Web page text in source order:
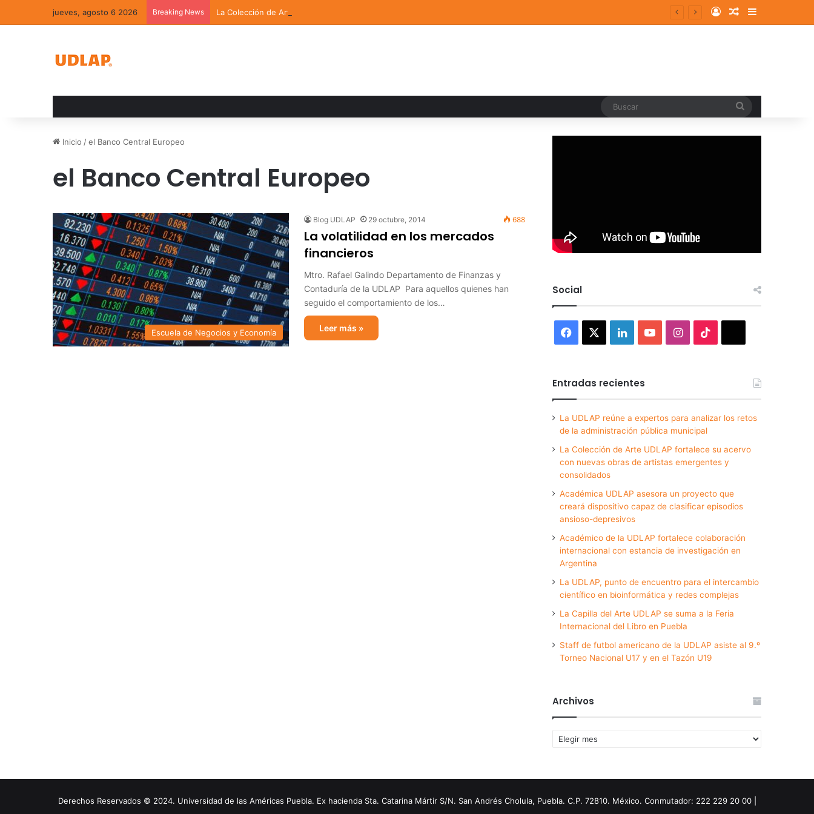
jueves, agosto 6 2026 Breaking News La Colección de Arte UDLAP fortalece su acervo con nuevas obras de artistas emergentes y consolidados Log InRandom Article
Sidebar
Inicio /el Banco Central Europeo
el Banco Central Europeo
Escuela de Negocios y Economía
Blog UDLAP 29 octubre, 2014 688
La volatilidad en los mercados
financieros
Mtro. Rafael Galindo Departamento de Finanzas y
Contaduría de la UDLAP Para aquellos quienes han
seguido el comportamiento de los…
Leer más »
Social
Facebook LinkedInYouTubeInstagram
Entradas recientes
La UDLAP reúne a expertos para analizar los retos
de la administración pública municipal
La Colección de Arte UDLAP fortalece su acervo
con nuevas obras de artistas emergentes y
consolidados
Académica UDLAP asesora un proyecto que
creará dispositivo capaz de clasificar episodios
ansioso-depresivos
Académico de la UDLAP fortalece colaboración
internacional con estancia de investigación en
Argentina
La UDLAP, punto de encuentro para el intercambio
científico en bioinformática y redes complejas
La Capilla del Arte UDLAP se suma a la Feria
Internacional del Libro en Puebla
Staff de futbol americano de la UDLAP asiste al 9.º
Torneo Nacional U17 y en el Tazón U19
Archivos
Archivos
Derechos Reservados © 2024. Universidad de las Américas Puebla. Ex hacienda Sta. Catarina Mártir S/N. San Andrés Cholula, Puebla. C.P. 72810. México. Conmutador: 222 229 20 00 |